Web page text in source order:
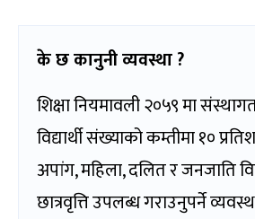
के छ कानुनी व्यवस्था ?
शिक्षा नियमावली २०५९ मा
विद्यार्थी संख्याको कम्तीमा १०
अपांग, महिला, दलित र जनजाति
छात्रवृत्ति उपलब्ध गराउनुपर्ने